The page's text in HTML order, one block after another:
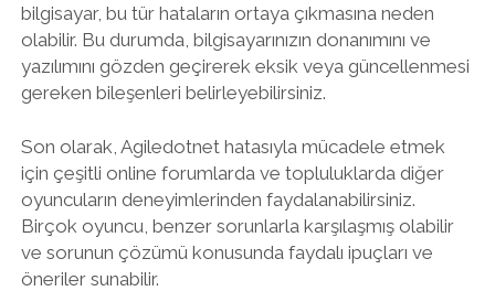
bilgisayar, bu tür hataların ortaya çıkmasına neden
olabilir. Bu durumda, bilgisayarınızın donanımını ve
yazılımını gözden geçirerek eksik veya güncellenmesi
gereken bileşenleri belirleyebilirsiniz.
Son olarak, Agiledotnet hatasıyla mücadele etmek
için çeşitli online forumlarda ve topluluklarda diğer
oyuncuların deneyimlerinden faydalanabilirsiniz.
Birçok oyuncu, benzer sorunlarla karşılaşmış olabilir
ve sorunun çözümü konusunda faydalı ipuçları ve
öneriler sunabilir.